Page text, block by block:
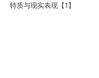
特质与现实表现【1】